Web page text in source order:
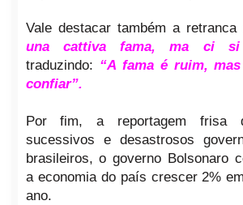
Vale destacar também a
una cattiva fama, ma ci
traduzindo: “A fama é ruim,
confiar”.
Por fim, a reportagem frisa
sucessivos e desastrosos
brasileiros, o governo Bolsonaro
a economia do país crescer 2%
ano.